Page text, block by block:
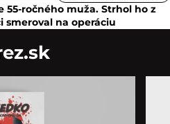
ročného muža. Strhol ho z
smeroval na operáciu